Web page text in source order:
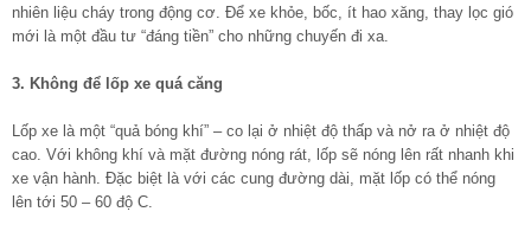
nhiên liệu cháy trong động cơ. Để xe khỏe, bốc, ít hao xăng, thay lọc gió
mới là một đầu tư “đáng tiền” cho những chuyến đi xa.
3. Không để lốp xe quá căng
Lốp xe là một “quả bóng khí” – co lại ở nhiệt độ thấp và nở ra ở nhiệt độ
cao. Với không khí và mặt đường nóng rát, lốp sẽ nóng lên rất nhanh khi
xe vận hành. Đặc biệt là với các cung đường dài, mặt lốp có thể nóng
lên tới 50 – 60 độ C.